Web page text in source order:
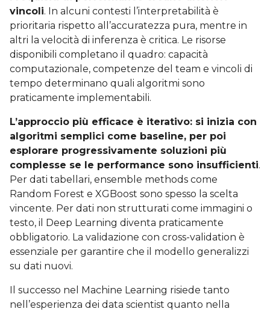
vincoli. In alcuni contesti l’interpretabilità è
prioritaria rispetto all’accuratezza pura, mentre in
altri la velocità di inferenza è critica. Le risorse
disponibili completano il quadro: capacità
computazionale, competenze del team e vincoli di
tempo determinano quali algoritmi sono
praticamente implementabili.
L’approccio più efficace è iterativo: si inizia con
algoritmi semplici come baseline, per poi
esplorare progressivamente soluzioni più
complesse se le performance sono insufficienti.
Per dati tabellari, ensemble methods come
Random Forest e XGBoost sono spesso la scelta
vincente. Per dati non strutturati come immagini o
testo, il Deep Learning diventa praticamente
obbligatorio. La validazione con cross-validation è
essenziale per garantire che il modello generalizzi
su dati nuovi.
Il successo nel Machine Learning risiede tanto
nell’esperienza dei data scientist quanto nella